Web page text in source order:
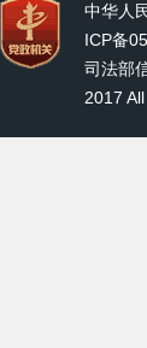
中华人
ICP备
司法部
2017